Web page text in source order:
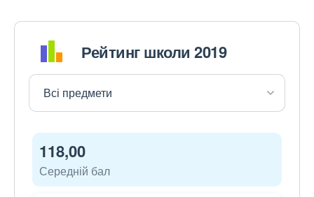
Рейтинг школи 2019
118,00
Середній бал